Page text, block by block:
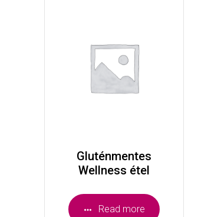
Gluténmentes
Wellness étel
Read more